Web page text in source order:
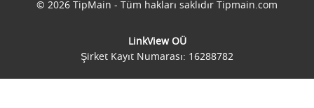
© 2026 TipMain - Tüm hakları saklıdır Tipmain.com
LinkView OÜ
Şirket Kayıt Numarası: 16288782